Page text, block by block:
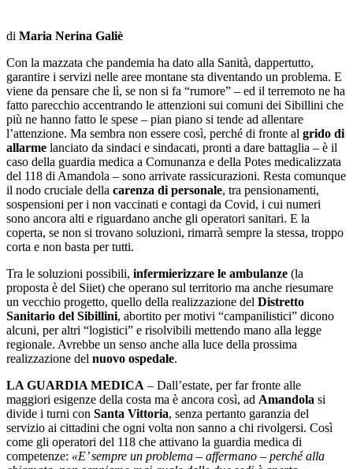
di Maria Nerina Galiè
Con la mazzata che pandemia ha dato alla Sanità, dappertutto,
garantire i servizi nelle aree montane sta diventando un problema. E
viene da pensare che lì, se non si fa “rumore” – ed il terremoto ne ha
fatto parecchio accentrando le attenzioni sui comuni dei Sibillini che
più ne hanno fatto le spese – pian piano si tende ad allentare
l’attenzione. Ma sembra non essere così, perché di fronte al grido di
allarme lanciato da sindaci e sindacati, pronti a dare battaglia – è il
caso della guardia medica a Comunanza e della Potes medicalizzata
del 118 di Amandola – sono arrivate rassicurazioni. Resta comunque
il nodo cruciale della carenza di personale, tra pensionamenti,
sospensioni per i non vaccinati e contagi da Covid, i cui numeri
sono ancora alti e riguardano anche gli operatori sanitari. E la
coperta, se non si trovano soluzioni, rimarrà sempre la stessa, troppo
corta e non basta per tutti.
Tra le soluzioni possibili, infermierizzare le ambulanze (la
proposta è del Siiet) che operano sul territorio ma anche riesumare
un vecchio progetto, quello della realizzazione del Distretto
Sanitario del Sibillini, abortito per motivi “campanilistici” dicono
alcuni, per altri “logistici” e risolvibili mettendo mano alla legge
regionale. Avrebbe un senso anche alla luce della prossima
realizzazione del nuovo ospedale.
LA GUARDIA MEDICA – Dall’estate, per far fronte alle
maggiori esigenze della costa ma è ancora così, ad Amandola si
divide i turni con Santa Vittoria, senza pertanto garanzia del
servizio ai cittadini che ogni volta non sanno a chi rivolgersi. Così
come gli operatori del 118 che attivano la guardia medica di
competenze: «E’ sempre un problema – affermano – perché alla